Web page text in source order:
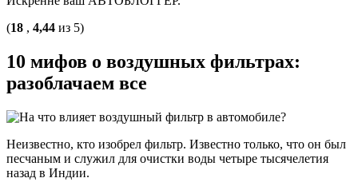
(18 , 4,44 из 5)
10 мифов о воздушных фильтрах:
разоблачаем все
Неизвестно, кто изобрел фильтр. Известно только, что он был
песчаным и служил для очистки воды четыре тысячелетия
назад в Индии.